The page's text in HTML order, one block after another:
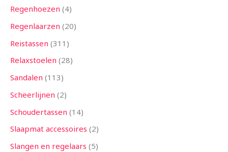
Regenhoezen 4
Regenlaarzen 20
Reistassen 311
Relaxstoelen 28
Sandalen 113
Scheerlijnen 2
Schoudertassen 14
Slaapmat accessoires 2
Slangen en regelaars 5